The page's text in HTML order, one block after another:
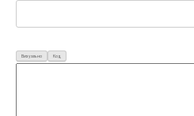
Визуально Код